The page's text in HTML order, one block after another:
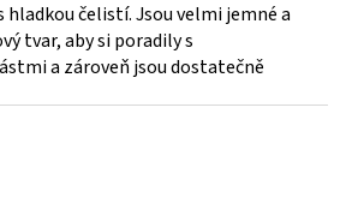
hladkou čelistí. Jsou velmi jemné a
tvar, aby si poradily s
a zároveň jsou dostatečně